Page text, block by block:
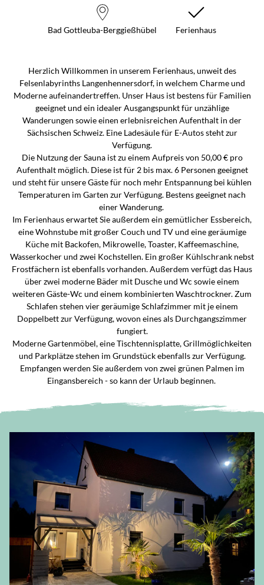
Bad Gottleuba-Berggießhübel Ferienhaus
Herzlich Willkommen in unserem Ferienhaus, unweit des
Felsenlabyrinths Langenhennersdorf, in welchem Charme und
Moderne aufeinandertreffen. Unser Haus ist bestens für Familien
geeignet und ein idealer Ausgangspunkt für unzählige
Wanderungen sowie einen erlebnisreichen Aufenthalt in der
Sächsischen Schweiz. Eine Ladesäule für E-Autos steht zur
Verfügung.
Die Nutzung der Sauna ist zu einem Aufpreis von 50,00 € pro
Aufenthalt möglich. Diese ist für 2 bis max. 6 Personen geeignet
und steht für unsere Gäste für noch mehr Entspannung bei kühlen
Temperaturen im Garten zur Verfügung. Bestens geeignet nach
einer Wanderung.
Im Ferienhaus erwartet Sie außerdem ein gemütlicher Essbereich,
eine Wohnstube mit großer Couch und TV und eine geräumige
Küche mit Backofen, Mikrowelle, Toaster, Kaffeemaschine,
Wasserkocher und zwei Kochstellen. Ein großer Kühlschrank nebst
Frostfächern ist ebenfalls vorhanden. Außerdem verfügt das Haus
über zwei moderne Bäder mit Dusche und Wc sowie einem
weiteren Gäste-Wc und einem kombinierten Waschtrockner. Zum
Schlafen stehen vier geräumige Schlafzimmer mit je einem
Doppelbett zur Verfügung, wovon eines als Durchgangszimmer
fungiert.
Moderne Gartenmöbel, eine Tischtennisplatte, Grillmöglichkeiten
und Parkplätze stehen im Grundstück ebenfalls zur Verfügung.
Empfangen werden Sie außerdem von zwei grünen Palmen im
Eingansbereich - so kann der Urlaub beginnen.